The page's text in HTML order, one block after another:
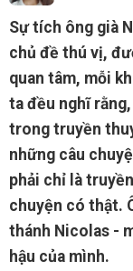
Sự tích ông già
chủ đề thú vị,
quan tâm, mỗi
ta đều nghĩ
trong truyền
những câu
phải chỉ là
chuyện có thật.
thánh Nicolas -
hậu của mình.